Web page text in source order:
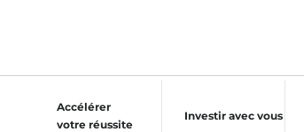
Accélérer
votre réussite
Investir avec vous